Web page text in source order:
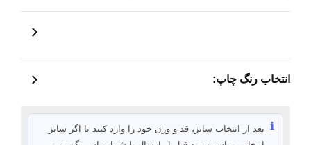
انتخاب رنگ چاپ:
ℹ️ بعد از انتخاب سایز، قد و وزن خود را وارد کنید تا اگر سایز